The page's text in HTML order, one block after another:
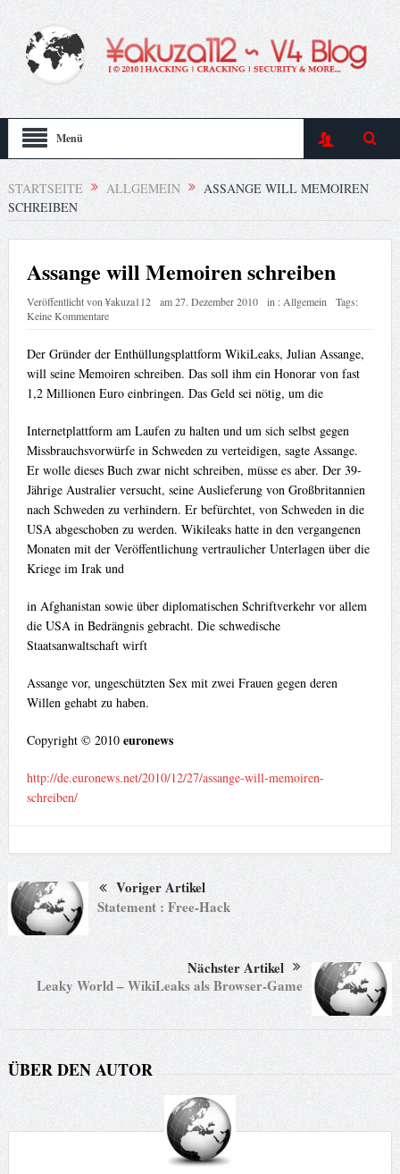
Menü
STARTSEITE ALLGEMEIN
ASSANGE WILL MEMOIREN
SCHREIBEN
Assange will Memoiren schreiben
Veröffentlicht von¥akuza112 am27. Dezember 2010 in : Allgemein
Tags:
Keine Kommentare
Der Gründer der Enthüllungsplattform WikiLeaks, Julian Assange,
will seine Memoiren schreiben. Das soll ihm ein Honorar von fast
1,2 Millionen Euro einbringen. Das Geld sei nötig, um die
Internetplattform am Laufen zu halten und um sich selbst gegen
Missbrauchsvorwürfe in Schweden zu verteidigen, sagte Assange.
Er wolle dieses Buch zwar nicht schreiben, müsse es aber. Der 39-
Jährige Australier versucht, seine Auslieferung von Großbritannien
nach Schweden zu verhindern. Er befürchtet, von Schweden in die
USA abgeschoben zu werden. Wikileaks hatte in den vergangenen
Monaten mit der Veröffentlichung vertraulicher Unterlagen über die
Kriege im Irak und
in Afghanistan sowie über diplomatischen Schriftverkehr vor allem
die USA in Bedrängnis gebracht. Die schwedische
Staatsanwaltschaft wirft
Assange vor, ungeschützten Sex mit zwei Frauen gegen deren
Willen gehabt zu haben.
Copyright © 2010 euronews
http://de.euronews.net/2010/12/27/assange-will-memoiren-
schreiben/
Voriger Artikel
Statement : Free-Hack
Nächster Artikel
Leaky World – WikiLeaks als Browser-Game
ÜBER DEN AUTOR